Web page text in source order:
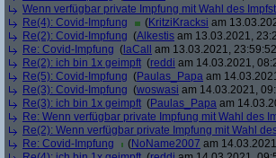
Wenn verfügbar private Impfung mit Wahl des
Re(4): Covid-Impfung
(KritziKracksi am
Re(2): Covid-Impfung (Alkestis am 13.03.2021,
Re: Covid-Impfung ( laCall
am 13.03.2021,
Re(2): ich bin 1x geimpft (reddi am 14.03.2021,
Re(5): Covid-Impfung (Paulas_Papa am
Re(3): Covid-Impfung (woswasi am 14.03.2021,
Re(3): ich bin 1x geimpft (Paulas_Papa am
Re: Wenn verfügbar private Impfung mit Wahl des
Re(2): Wenn verfügbar private Impfung mit Wahl
Re: Covid-Impfung
(NoName2007 am